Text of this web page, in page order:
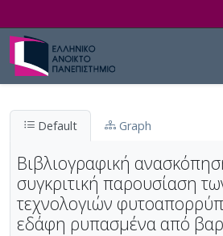
Default Graph
Βιβλιογραφική
συγκριτική παρουσίαση
τεχνολογιών
εδάφη ρυπασμένα από